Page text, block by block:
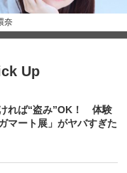
奈
Up
れば“盗み”OK！ 体験
マート展」がヤバすぎた